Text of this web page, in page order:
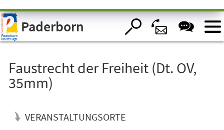
Visuelle
Assistenzsoftware
öffnen.Paderborn
Faustrecht der Freiheit (Dt. OV,
35mm)
VERANSTALTUNGSORTE